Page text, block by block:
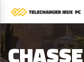
CHASSE